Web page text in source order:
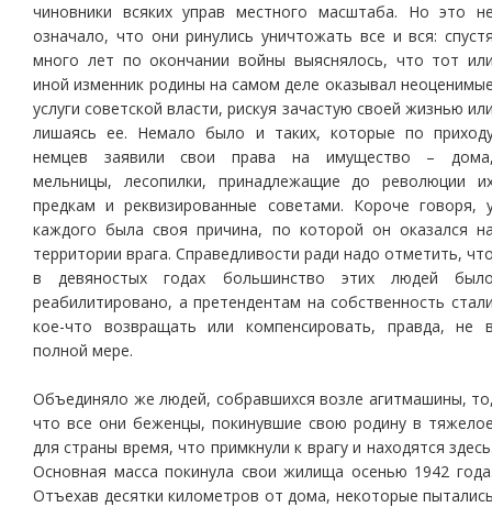
чиновники всяких управ местного масштаба. Но это
означало, что они ринулись уничтожать все и вся:
много лет по окончании войны выяснялось, что тот
иной изменник родины на самом деле оказывал
услуги советской власти, рискуя зачастую своей жизнью
лишаясь ее. Немало было и таких, которые по
немцев заявили свои права на имущество –
мельницы, лесопилки, принадлежащие до революции
предкам и реквизированные советами. Короче говоря,
каждого была своя причина, по которой он оказался
территории врага. Справедливости ради надо отметить,
в девяностых годах большинство этих людей
реабилитировано, а претендентам на собственность
кое-что возвращать или компенсировать, правда, не
полной мере.
Объединяло же людей, собравшихся возле агитмашины,
что все они беженцы, покинувшие свою родину в
для страны время, что примкнули к врагу и находятся
Основная масса покинула свои жилища осенью 1942
Отъехав десятки километров от дома, некоторые